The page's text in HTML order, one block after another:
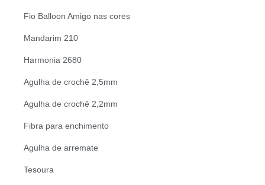
Fio Balloon Amigo nas cores
Mandarim 210
Harmonia 2680
Agulha de crochê 2,5mm
Agulha de crochê 2,2mm
Fibra para enchimento
Agulha de arremate
Tesoura